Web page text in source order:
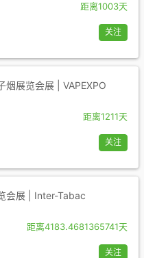
距离1003天
关注
烟展览会展 | VAPEXPO
距离1211天
关注
会展 | Inter-Tabac
距离4183.4681365741天
关注